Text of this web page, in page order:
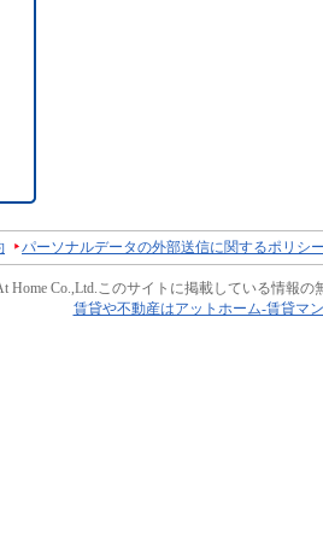
パーソナルデータの外部送信に関するポリシ
Home Co.,Ltd.このサイトに掲載している情報の
賃貸や不動産はアットホーム-賃貸マ